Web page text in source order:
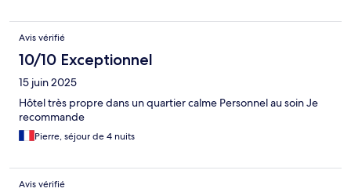
Avis vérifié
10/10 Exceptionnel
15 juin 2025
Hôtel très propre dans un quartier calme Personnel au soin Je
recommande
Pierre, séjour de 4 nuits
Avis vérifié